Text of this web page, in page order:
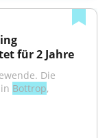
für 2 Jahre
Die
Bottrop,